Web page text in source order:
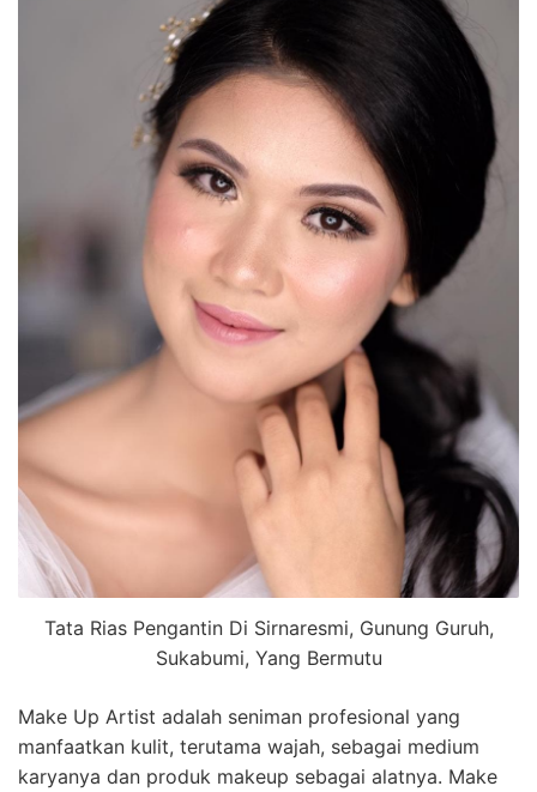
Tata Rias Pengantin Di Sirnaresmi, Gunung Guruh,
Sukabumi, Yang Bermutu
Make Up Artist adalah seniman profesional yang
manfaatkan kulit, terutama wajah, sebagai medium
karyanya dan produk makeup sebagai alatnya. Make